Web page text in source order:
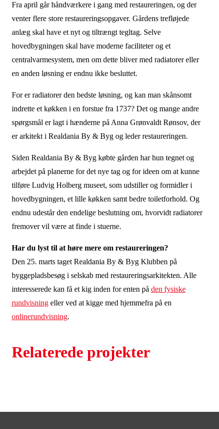
Fra april går håndværkere i gang med restaureringen, og der
venter flere store restaureringsopgaver. Gårdens trefløjede
anlæg skal have et nyt og tiltrængt tegltag. Selve
hovedbygningen skal have moderne faciliteter og et
centralvarmesystem, men om dette bliver med radiatorer eller
en anden løsning er endnu ikke besluttet.
For er radiatorer den bedste løsning, og kan man skånsomt
indrette et køkken i en forstue fra 1737? Det og mange andre
spørgsmål er lagt i hænderne på Anna Grønvaldt Rønsov, der
er arkitekt i Realdania By & Byg og leder restaureringen.
Siden Realdania By & Byg købte gården har hun tegnet og
arbejdet på planerne for det nye tag og for ideen om at kunne
tilføre Ludvig Holberg museet, som udstiller og formidler i
hovedbygningen, et lille køkken samt bedre toiletforhold. Og
endnu udestår den endelige beslutning om, hvorvidt radiatorer
fremover vil være at finde i stuerne.
Har du lyst til at høre mere om restaureringen?
Den 25. marts taget Realdania By & Byg Klubben på
byggepladsbesøg i selskab med restaureringsarkitekten. Alle
interesserede kan få et kig inden for enten på den fysiske
rundvisningeller ved at kigge med hjemmefra på en
onlinerundvisning.
Relaterede projekter